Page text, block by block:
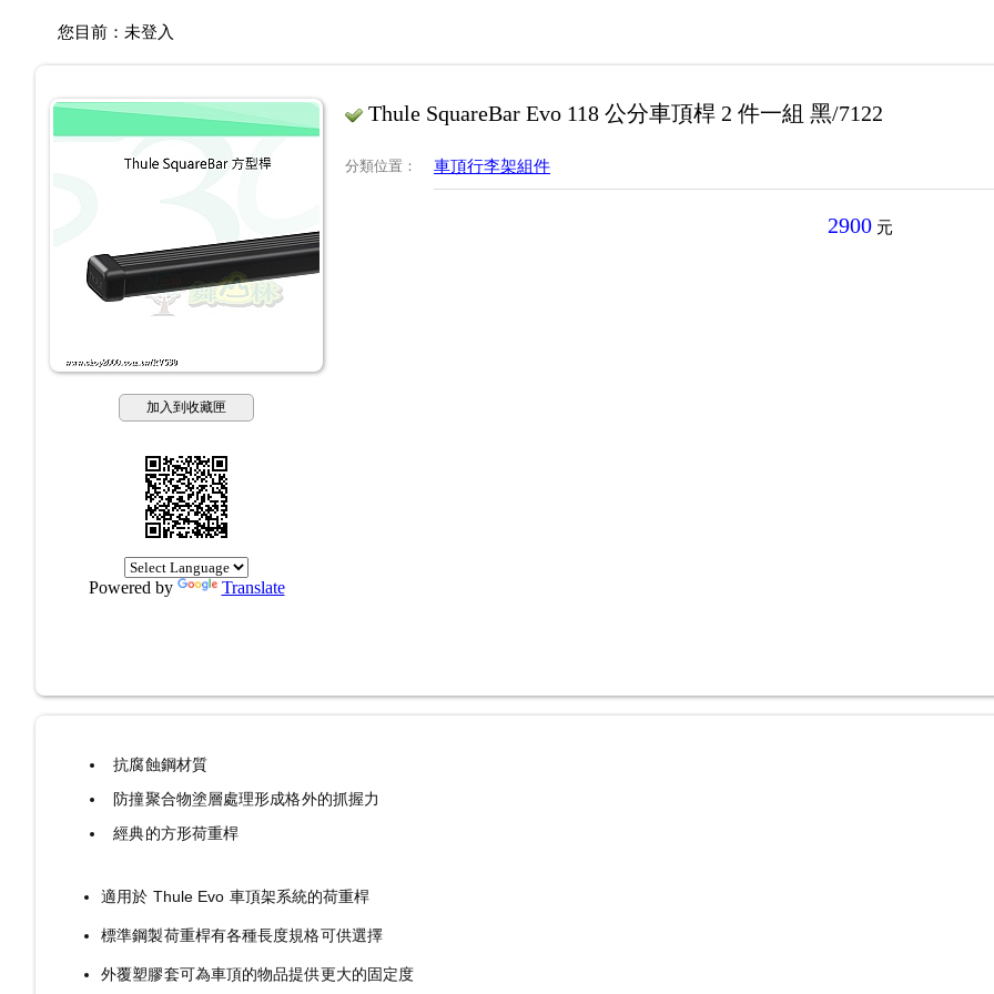
您目前： 未登入
加入到收藏匣
Powered by Translate
Thule SquareBar Evo 118 公分車頂桿 2 件一組 黑/7122
分類位置 ： 車頂行李架組件
2900元
抗腐蝕鋼材質
防撞聚合物塗層處理形成格外的抓握力
經典的方形荷重桿
適用於 Thule Evo 車頂架系統的荷重桿
標準鋼製荷重桿有各種長度規格可供選擇
外覆塑膠套可為車頂的物品提供更大的固定度